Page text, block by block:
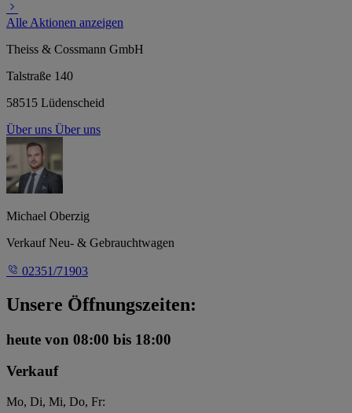
Alle Aktionen anzeigen
Theiss & Cossmann GmbH
Talstraße 140
58515 Lüdenscheid
Über uns Über uns
Michael Oberzig
Verkauf Neu- & Gebrauchtwagen
02351/71903
Unsere Öffnungszeiten:
heute von 08:00 bis 18:00
Verkauf
Mo, Di, Mi, Do, Fr: